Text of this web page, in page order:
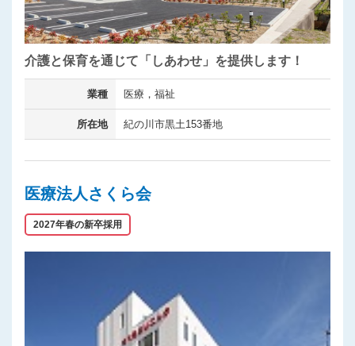
介護と保育を通じて「しあわせ」を提供します！
業種 医療，福祉
所在地 紀の川市黒土153番地
医療法人さくら会
2027年春の新卒採用